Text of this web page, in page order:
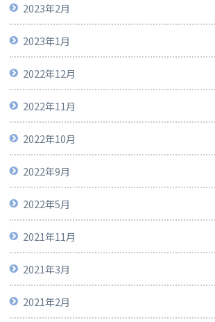
2023年2月
2023年1月
2022年12月
2022年11月
2022年10月
2022年9月
2022年5月
2021年11月
2021年3月
2021年2月